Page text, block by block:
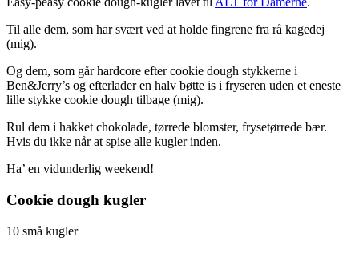
Til alle dem, som har svært ved at holde fingrene fra rå kagedej
(mig).
Og dem, som går hardcore efter cookie dough stykkerne i
Ben&Jerry’s og efterlader en halv bøtte is i fryseren uden et eneste
lille stykke cookie dough tilbage (mig).
Rul dem i hakket chokolade, tørrede blomster, frysetørrede bær.
Hvis du ikke når at spise alle kugler inden.
Ha’ en vidunderlig weekend!
Cookie dough kugler
10 små kugler